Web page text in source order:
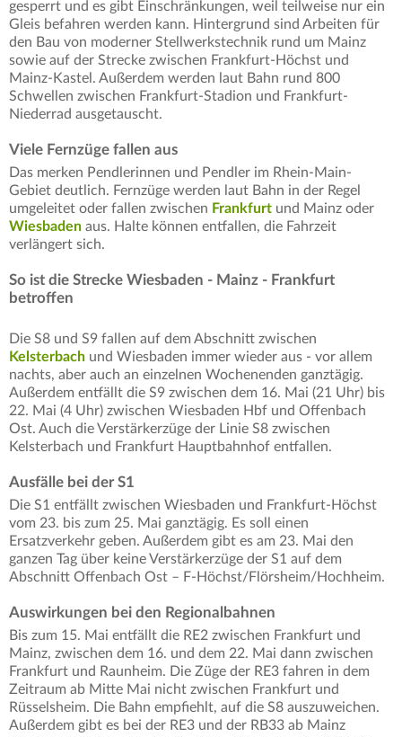
gesperrt und es gibt Einschränkungen, weil teilweise nur ein
Gleis befahren werden kann. Hintergrund sind Arbeiten für
den Bau von moderner Stellwerkstechnik rund um Mainz
sowie auf der Strecke zwischen Frankfurt-Höchst und
Mainz-Kastel. Außerdem werden laut Bahn rund 800
Schwellen zwischen Frankfurt-Stadion und Frankfurt-
Niederrad ausgetauscht.
Viele Fernzüge fallen aus
Das merken Pendlerinnen und Pendler im Rhein-Main-
Gebiet deutlich. Fernzüge werden laut Bahn in der Regel
umgeleitet oder fallen zwischen Frankfurt und Mainz oder
Wiesbaden aus. Halte können entfallen, die Fahrzeit
verlängert sich.
So ist die Strecke Wiesbaden - Mainz - Frankfurt
betroffen
Die S8 und S9 fallen auf dem Abschnitt zwischen
Kelsterbach und Wiesbaden immer wieder aus - vor allem
nachts, aber auch an einzelnen Wochenenden ganztägig.
Außerdem entfällt die S9 zwischen dem 16. Mai (21 Uhr) bis
22. Mai (4 Uhr) zwischen Wiesbaden Hbf und Offenbach
Ost. Auch die Verstärkerzüge der Linie S8 zwischen
Kelsterbach und Frankfurt Hauptbahnhof entfallen.
Ausfälle bei der S1
Die S1 entfällt zwischen Wiesbaden und Frankfurt-Höchst
vom 23. bis zum 25. Mai ganztägig. Es soll einen
Ersatzverkehr geben. Außerdem gibt es am 23. Mai den
ganzen Tag über keine Verstärkerzüge der S1 auf dem
Abschnitt Offenbach Ost – F-Höchst/Flörsheim/Hochheim.
Auswirkungen bei den Regionalbahnen
Bis zum 15. Mai entfällt die RE2 zwischen Frankfurt und
Mainz, zwischen dem 16. und dem 22. Mai dann zwischen
Frankfurt und Raunheim. Die Züge der RE3 fahren in dem
Zeitraum ab Mitte Mai nicht zwischen Frankfurt und
Rüsselsheim. Die Bahn empfiehlt, auf die S8 auszuweichen.
Außerdem gibt es bei der RE3 und der RB33 ab Mainz